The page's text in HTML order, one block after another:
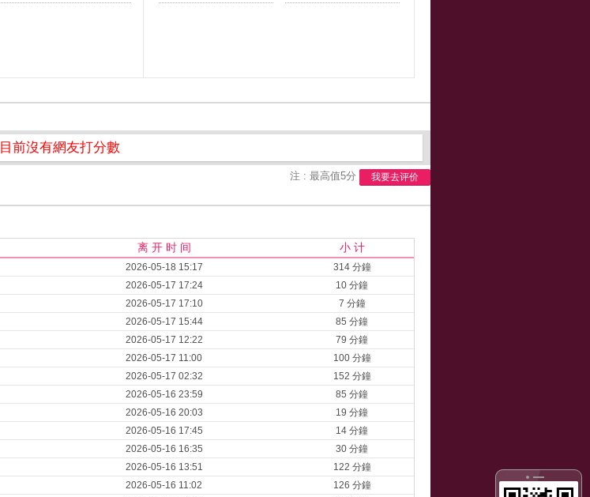
目前沒有網友打分數
注 : 最高值5分 我要去评价
离 开 时 间 小 计
2026-05-18 15:17
314 分鐘
2026-05-17 17:24
10 分鐘
2026-05-17 17:10
7 分鐘
2026-05-17 15:44
85 分鐘
2026-05-17 12:22
79 分鐘
2026-05-17 11:00
100 分鐘
2026-05-17 02:32
152 分鐘
2026-05-16 23:59
85 分鐘
2026-05-16 20:03
19 分鐘
2026-05-16 17:45
14 分鐘
2026-05-16 16:35
30 分鐘
2026-05-16 13:51
122 分鐘
2026-05-16 11:02
126 分鐘